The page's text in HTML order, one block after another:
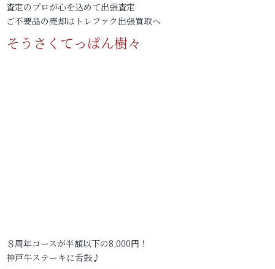
査定のプロが心を込めて出張査定
ご不要品の売却はトレファク出張買取へ
そうさくてっぱん樹々
８周年コースが半額以下の8,000円！
神戸牛ステーキに舌鼓♪